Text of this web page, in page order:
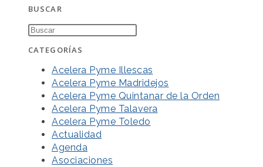
BUSCAR
CATEGORÍAS
Acelera Pyme Illescas
Acelera Pyme Madridejos
Acelera Pyme Quintanar de la Orden
Acelera Pyme Talavera
Acelera Pyme Toledo
Actualidad
Agenda
Asociaciones